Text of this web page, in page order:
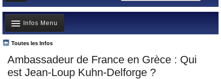
Page d'accueil
Infos
Gouvernement
Ministères/Directions
Blog
Ambassadeur de France en Grèce : Qui
est Jean-Loup Kuhn-Delforge ?
Toutes les Infos
Infos Menu
A la Une
Polémiques